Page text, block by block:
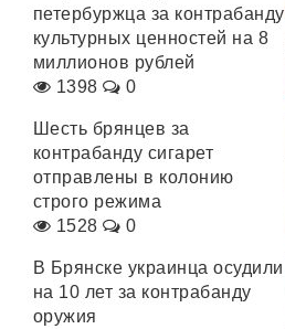
петербуржца за контрабанду
культурных ценностей на 8
миллионов рублей
1398
0
Шесть брянцев за
контрабанду сигарет
отправлены в колонию
строго режима
1528
0
В Брянске украинца осудили
на 10 лет за контрабанду
оружия